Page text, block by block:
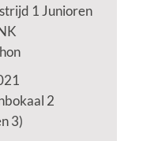
1 Junioren
2
3)